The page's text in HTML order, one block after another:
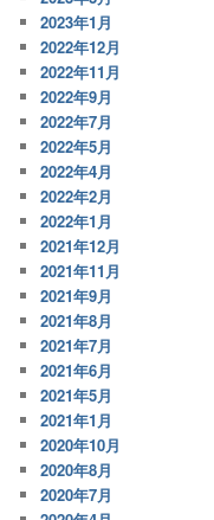
2023年1月
2022年12月
2022年11月
2022年9月
2022年7月
2022年5月
2022年4月
2022年2月
2022年1月
2021年12月
2021年11月
2021年9月
2021年8月
2021年7月
2021年6月
2021年5月
2021年1月
2020年10月
2020年8月
2020年7月